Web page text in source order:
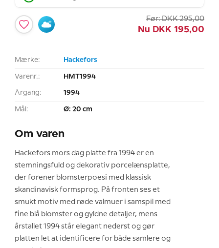
Før: DKK 295,00
Nu DKK 195,00
Mærke: Hackefors
Varenr.: HMT1994
Årgang: 1994
Mål: Ø: 20 cm
Om varen
Hackefors mors dag platte fra 1994 er en
stemningsfuld og dekorativ porcelænsplatte,
der forener blomsterpoesi med klassisk
skandinavisk formsprog. På fronten ses et
smukt motiv med røde valmuer i samspil med
fine blå blomster og gyldne detaljer, mens
årstallet 1994 står elegant nederst og gør
platten let at identificere for både samlere og